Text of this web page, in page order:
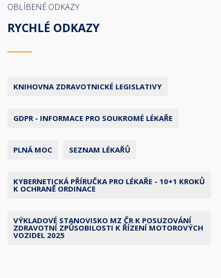
OBLÍBENÉ ODKAZY
RYCHLÉ ODKAZY
KNIHOVNA ZDRAVOTNICKÉ LEGISLATIVY
GDPR - INFORMACE PRO SOUKROMÉ LÉKAŘE
PLNÁ MOC SEZNAM LÉKAŘŮ
KYBERNETICKÁ PŘÍRUČKA PRO LÉKAŘE - 10+1 KROKŮ
K OCHRANĚ ORDINACE
VÝKLADOVÉ STANOVISKO MZ ČR K POSUZOVÁNÍ
ZDRAVOTNÍ ZPŮSOBILOSTI K ŘÍZENÍ MOTOROVÝCH
VOZIDEL 2025